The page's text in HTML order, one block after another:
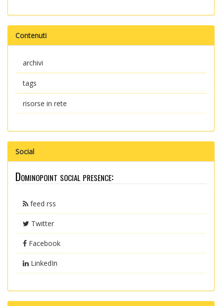
Contenuti
archivi
tags
risorse in rete
Social
Dominopoint social presence:
feed rss
Twitter
Facebook
LinkedIn